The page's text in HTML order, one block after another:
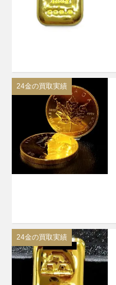
24金の買取実績
24金の買取実績